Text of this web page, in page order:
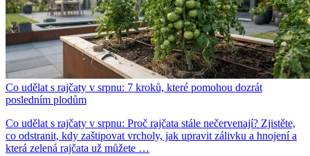
Co udělat s rajčaty v srpnu: 7 kroků, které pomohou dozrát
posledním plodům
Co udělat s rajčaty v srpnu: Proč rajčata stále nečervenají? Zjistěte,
co odstranit, kdy zaštipovat vrcholy, jak upravit zálivku a hnojení a
která zelená rajčata už můžete …